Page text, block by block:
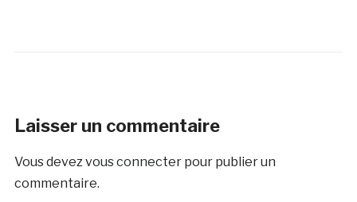
Laisser un commentaire
Vous devezvous connecterpour publier un
commentaire.